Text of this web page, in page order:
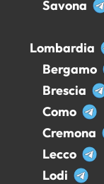
Savona
Lombardia
Bergamo
Brescia
Como
Cremona
Lecco
Lodi